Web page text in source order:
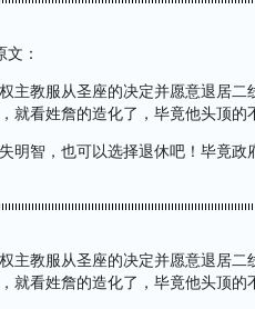
文：
主教服从圣座的决定并愿意退居
就看姓詹的造化了，毕竟他头顶的
明智，也可以选择退休吧！毕竟政
主教服从圣座的决定并愿意退居
就看姓詹的造化了，毕竟他头顶的